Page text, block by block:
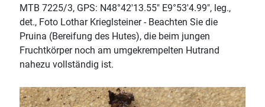
MTB 7225/3, GPS: N48°42'13.55" E9°53'4.99", leg.,
det., Foto Lothar Krieglsteiner - Beachten Sie die
Pruina (Bereifung des Hutes), die beim jungen
Fruchtkörper noch am umgekrempelten Hutrand
nahezu vollständig ist.